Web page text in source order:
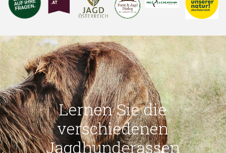
Erneuerungen im Waffengesetz
Wie die Schneeflocken zur Gefahr werden
Herbert Sieghartsleitner ist neuer oö. Landesjägermeister
Forstliche und jagdliche Situation in den Schadgebieten
Änderung im Waffengesetz
Vorstellung der neuen Dachmarke "Jagd Österreich"
Lernen Sie die
verschiedenen
Jagdhunderassen